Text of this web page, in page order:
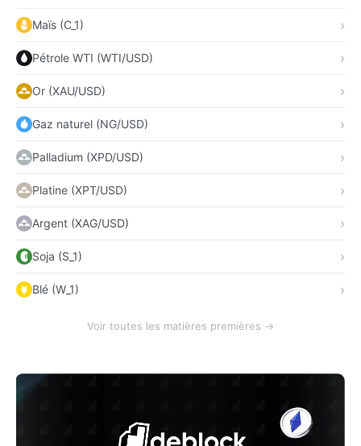
Maïs (C_1)
Pétrole WTI (WTI/USD)
Or (XAU/USD)
Gaz naturel (NG/USD)
Palladium (XPD/USD)
Platine (XPT/USD)
Argent (XAG/USD)
Soja (S_1)
Blé (W_1)
Voir toutes les matières premières →